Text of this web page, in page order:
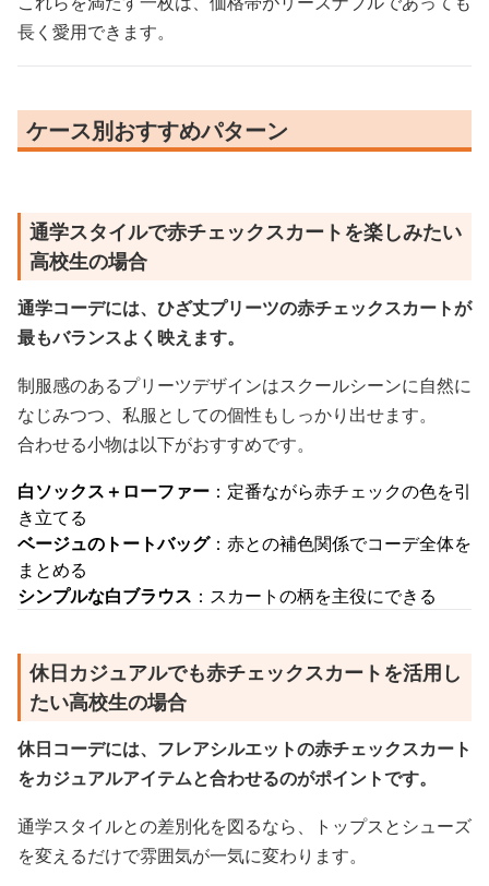
長く愛用できます。
ケース別おすすめパターン
通学スタイルで赤チェックスカートを楽しみたい
高校生の場合
通学コーデには、ひざ丈プリーツの赤チェックスカートが
最もバランスよく映えます。
制服感のあるプリーツデザインはスクールシーンに自然に
なじみつつ、私服としての個性もしっかり出せます。
合わせる小物は以下がおすすめです。
白ソックス＋ローファー ：定番ながら赤チェックの色を引
き立てる
ベージュのトートバッグ：赤との補色関係でコーデ全体を
まとめる
シンプルな白ブラウス ：スカートの柄を主役にできる
休日カジュアルでも赤チェックスカートを活用し
たい高校生の場合
休日コーデには、フレアシルエットの赤チェックスカート
をカジュアルアイテムと合わせるのがポイントです。
通学スタイルとの差別化を図るなら、トップスとシューズ
を変えるだけで雰囲気が一気に変わります。